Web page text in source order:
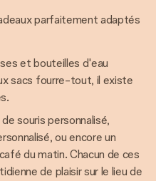
parfaitement adaptés
et bouteilles d'eau
sacs fourre-tout, il existe
souris personnalisé,
ou encore un
du matin. Chacun de ces
de plaisir sur le lieu de